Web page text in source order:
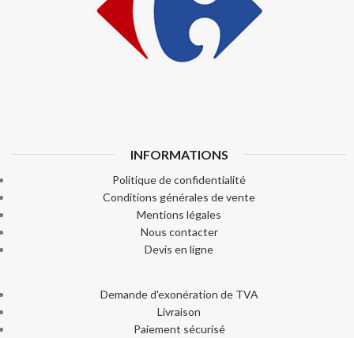
INFORMATIONS
Politique de confidentialité
Conditions générales de vente
Mentions légales
Nous contacter
Devis en ligne
Demande d'exonération de TVA
Livraison
Paiement sécurisé